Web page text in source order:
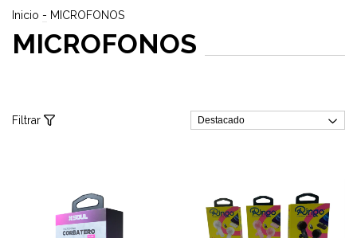
Inicio - MICROFONOS
MICROFONOS
Filtrar